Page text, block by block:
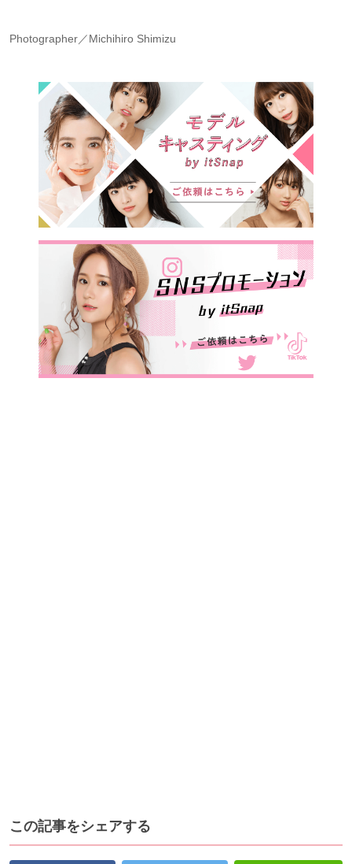
Photographer／Michihiro Shimizu
この記事をシェアする